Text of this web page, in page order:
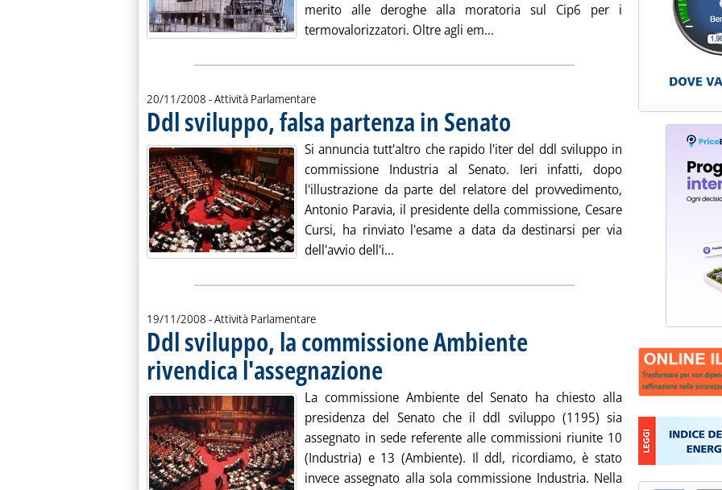
merito alle deroghe alla moratoria sul Cip6 per i
termovalorizzatori. Oltre agli em... Leggi tutta la notizia: 'Cip6, gli
20/11/2008 - Attività Parlamentare
Ddl sviluppo, falsa partenza in Senato . Pubblicata giovedì 20 novembre 2008 alle 11.35.
Si annuncia tutt'altro che rapido l'iter del ddl sviluppo in
commissione Industria al Senato. Ieri infatti, dopo
l'illustrazione da parte del relatore del provvedimento,
Antonio Paravia, il presidente della commissione, Cesare
Cursi, ha rinviato l'esame a data da destinarsi per via
dell'avvio dell'i... Leggi tutta la notizia: 'Ddl sviluppo, falsa partenza in
19/11/2008 - Attività Parlamentare
Ddl sviluppo, la commissione Ambiente
rivendica l'assegnazione
La commissione Ambiente del Senato ha chiesto alla
presidenza del Senato che il ddl sviluppo (1195) sia
assegnato in sede referente alle commissioni riunite 10
(Industria) e 13 (Ambiente). Il ddl, ricordiamo, è stato
invece assegnato alla sola commissione Industria. Nella